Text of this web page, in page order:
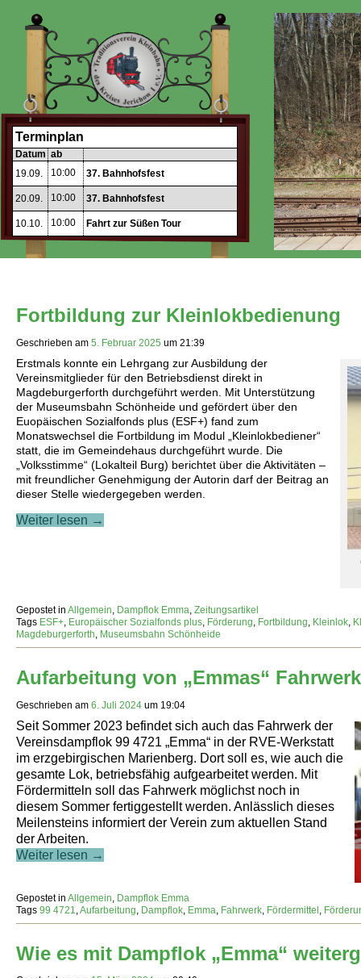
Terminplan
Datum ab
19.09.
10:00 37. Bahnhofsfest
20.09. 10:00 37. Bahnhofsfest
10.10. 10:00 Fahrt zur Süßen Tour
Fortbildung zur Kleinlokbedienung
Geschrieben am 5. Februar 2025 um 21:39
Erstmals konnte ein Lehrgang zur Ausbildung der
Vereinsmitglieder für den Betriebsdienst direkt in
Magdeburgerforth durchgeführt werden. Mit Unterstützung
der Museumsbahn Schönheide und gefördert über den
Euopäischen Sozialfonds plus (ESF+) fand zum
Monatswechsel die Fortbildung im Modul „Kleinlokbediener“
statt, die im Gemeindehaus durchgeführt wurde. Die
„Volksstimme“ (Lokalteil Burg) berichtet über die Aktivitäten –
mit freundlicher Genehmigung der Autorin darf der Beitrag an
dieser Stelle wiedergegeben werden.
Weiter lesen →
Gepostet in Allgemein, Dampflok Emma, Zeitungsartikel
Tags ESF+, Europäischer Sozialfonds plus, Förderung, Fortbildung, Kleinlok,
Magdeburgerforth, Museumsbahn Schönheide
Aufarbeitung von „Emmas“
Geschrieben am 6. Juli 2024 um 19:04
Seit Sommer 2023 befindet sich auch das Fahrwerk der
Vereinsdampflok 99 4721 „Emma“ in der RVE-Werkstatt
im erzgebirgischen Marienberg. Dort soll es, wie auch die
gesamte Lok, betriebsfähig aufgearbeitet werden. Mit
Fördermitteln soll das Fahrwerk möglichst noch in
diesem Sommer fertiggestellt werden. Anlässlich dieses
Meilensteins informiert der Verein zum aktuellen Stand
der Arbeiten.
Weiter lesen →
Gepostet in Allgemein Dampflok Emma
Tags 99 4721 Aufarbeitung Dampflok Emma Fahrwerk Fördermittel
Wie es mit Dampflok „Emma“